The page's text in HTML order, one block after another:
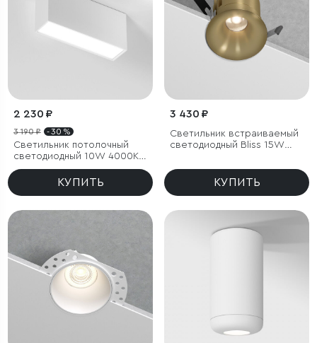
2 230 ₽
3 190 ₽ - 30 %
Светильник потолочный
светодиодный 10W 4000K
белый Block
КУПИТЬ
3 430 ₽
Светильник встраиваемый
светодиодный Bliss 15W
КУПИТЬ